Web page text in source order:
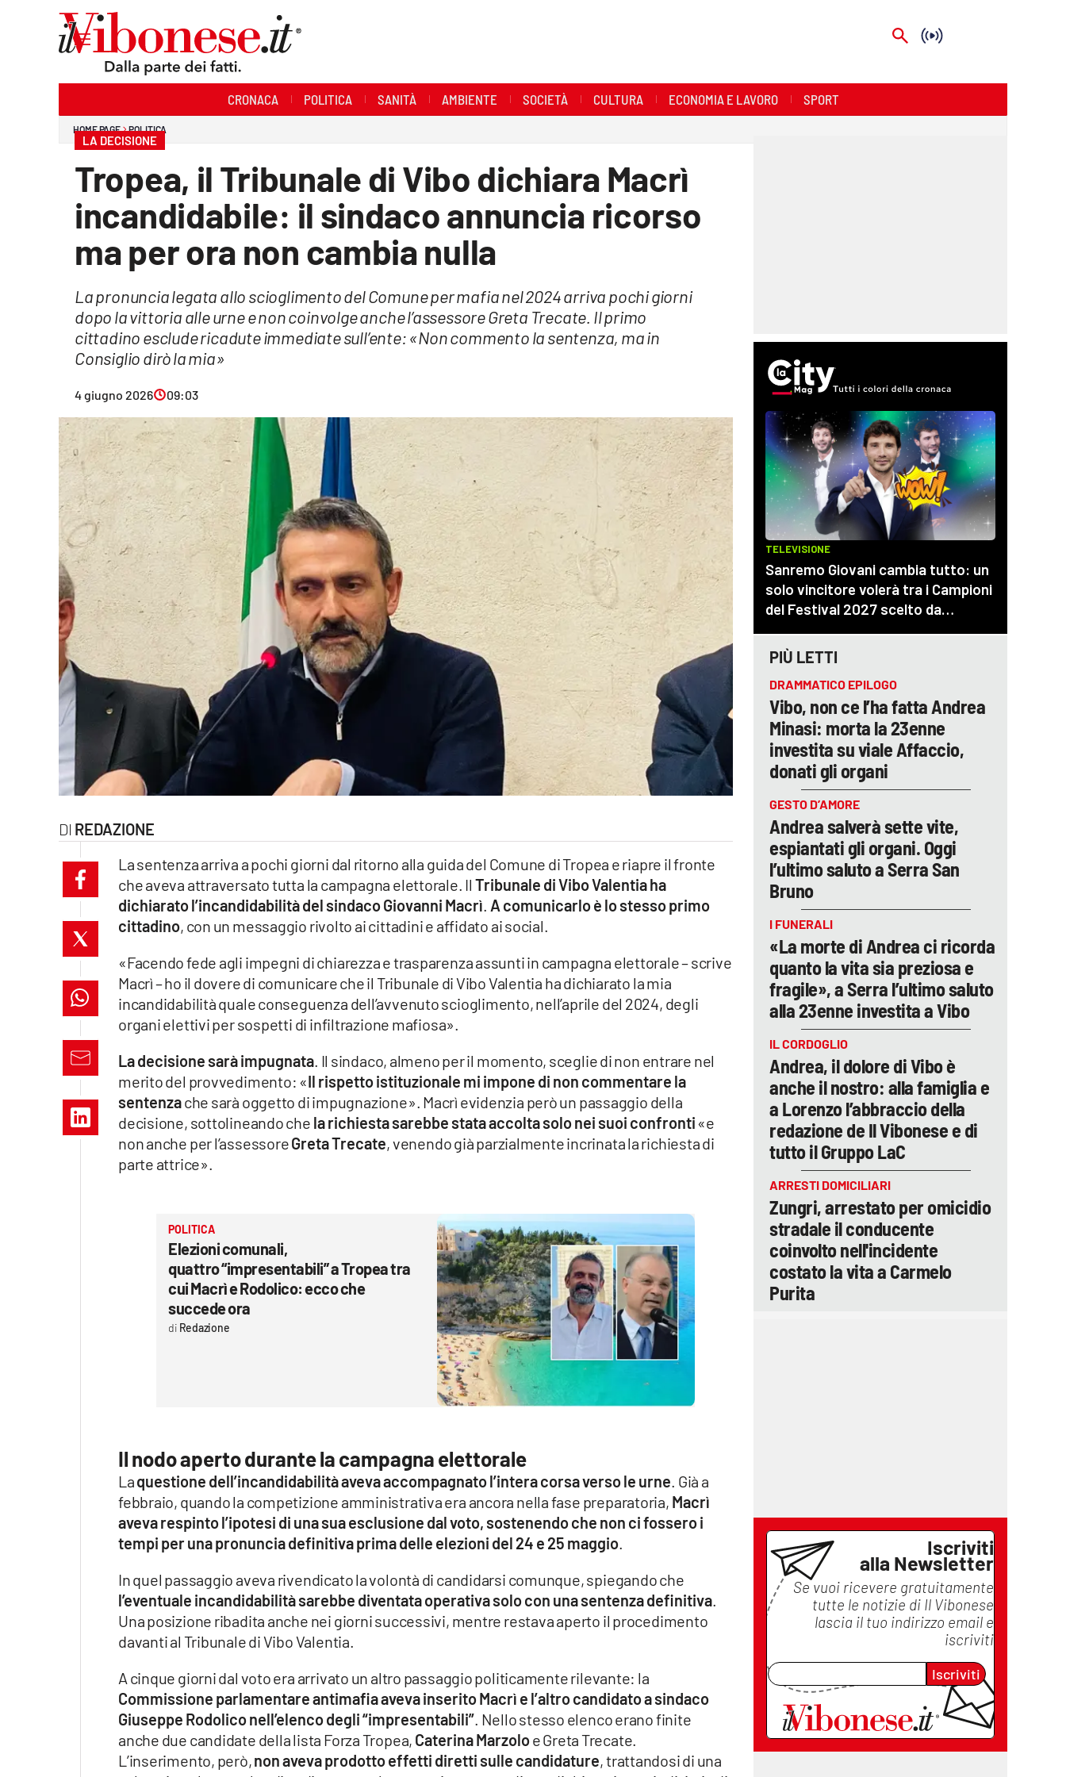
Economia e Lavoro
Streaming
Lac Network
lacitymag.it
cosenzachannel.it
catanzarochannel.it
lacapitalenews.it
Vai
CRONACA POLITICA SANITÀ AMBIENTE SOCIETÀ CULTURA ECONOMIA E LAVORO SPORT
HOME PAGE POLITICA
LA DECISIONE
Tropea, il Tribunale di Vibo dichiara Macrì
incandidabile: il sindaco annuncia ricorso
ma per ora non cambia nulla
La pronuncia legata allo scioglimento del Comune per mafia nel 2024 arriva pochi giorni
dopo la vittoria alle urne e non coinvolge anche l’assessore Greta Trecate. Il primo
cittadino esclude ricadute immediate sull’ente: «Non commento la sentenza, ma in
Consiglio dirò la mia»
4 giugno 2026 09:03
REDAZIONE
La sentenza arriva a pochi giorni dal ritorno alla guida del Comune di Tropea e riapre il fronte
che aveva attraversato tutta la campagna elettorale. Il Tribunale di Vibo Valentia ha
dichiarato l’incandidabilità del sindaco Giovanni Macrì. A comunicarlo è lo stesso primo
cittadino, con un messaggio rivolto ai cittadini e affidato ai social.
«Facendo fede agli impegni di chiarezza e trasparenza assunti in campagna elettorale – scrive
Macrì – ho il dovere di comunicare che il Tribunale di Vibo Valentia ha dichiarato la mia
incandidabilità quale conseguenza dell’avvenuto scioglimento, nell’aprile del 2024, degli
organi elettivi per sospetti di infiltrazione mafiosa».
La decisione sarà impugnata. Il sindaco, almeno per il momento, sceglie di non entrare nel
merito del provvedimento: «Il rispetto istituzionale mi impone di non commentare la
sentenzache sarà oggetto di impugnazione». Macrì evidenzia però un passaggio della
decisione, sottolineando che la richiesta sarebbe stata accolta solo nei suoi confronti«e
non anche per l’assessoreGreta Trecate, venendo già parzialmente incrinata la richiesta di
parte attrice».
POLITICA
Elezioni comunali,
quattro “impresentabili” a Tropea tra
cui Macrì e Rodolico: ecco che
succede ora
Redazione
Il nodo aperto durante la campagna elettorale
Laquestione dell’incandidabilità aveva accompagnato l’intera corsa verso le urne. Già a
febbraio, quando la competizione amministrativa era ancora nella fase preparatoria, Macrì
aveva respinto l’ipotesi di una sua esclusione dal voto, sostenendo che non ci fossero i
tempi per una pronuncia definitiva prima delle elezioni del 24 e 25 maggio.
In quel passaggio aveva rivendicato la volontà di candidarsi comunque, spiegando che
l’eventuale incandidabilità sarebbe diventata operativa solo con una sentenza definitiva.
Una posizione ribadita anche nei giorni successivi, mentre restava aperto il procedimento
davanti al Tribunale di Vibo Valentia.
A cinque giorni dal voto era arrivato un altro passaggio politicamente rilevante: la
Commissione parlamentare antimafia aveva inserito Macrì e l’altro candidato a sindaco
Giuseppe Rodolico nell’elenco degli “impresentabili”. Nello stesso elenco erano finite
anche due candidate della lista Forza Tropea, Caterina Marzoloe Greta Trecate.
L’inserimento, però,non aveva prodotto effetti diretti sulle candidature, trattandosi di una
PIÙ LETTI
DRAMMATICO EPILOGO
Vibo, non ce l’ha fatta Andrea
Minasi: morta la 23enne
investita su viale Affaccio,
donati gli organi
GESTO D’AMORE
Andrea salverà sette vite,
espiantati gli organi. Oggi
l’ultimo saluto a Serra San
Bruno
I FUNERALI
«La morte di Andrea ci ricorda
quanto la vita sia preziosa e
fragile», a Serra l’ultimo saluto
alla 23enne investita a Vibo
IL CORDOGLIO
Andrea, il dolore di Vibo è
anche il nostro: alla famiglia e
a Lorenzo l’abbraccio della
redazione de Il Vibonese e di
tutto il Gruppo LaC
ARRESTI DOMICILIARI
Zungri, arrestato per omicidio
stradale il conducente
coinvolto nell'incidente
costato la vita a Carmelo
Purita
Iscriviti
alla Newsletter
Se vuoi ricevere gratuitamente
tutte le notizie di Il Vibonese
lascia il tuo indirizzo email e
iscriviti
Iscriviti